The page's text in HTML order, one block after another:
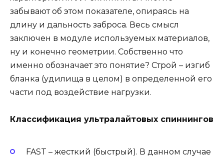
забывают об этом показателе, опираясь на
длину и дальность заброса. Весь смысл
заключен в модуле используемых материалов,
ну и конечно геометрии. Собственно что
именно обозначает это понятие? Строй – изгиб
бланка (удилища в целом) в определенной его
части под воздействие нагрузки.
Классификация ультралайтовых спиннингов
FAST – жесткий (быстрый). В данном случае